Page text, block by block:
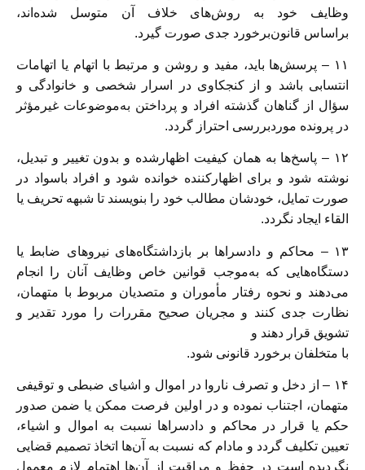
وظایف خود به روش‌های خلاف آن متوسل شده‌اند،
براساس قانون‌برخورد جدی صورت گیرد.
۱۱ – پرسش‌ها باید، مفید و روشن و مرتبط با اتهام یا اتهامات
انتسابی باشد و از‌ کنجکاوی در اسرار شخصی و خانوادگی و
سؤال از گناهان گذشته افراد و پرداختن به‌موضوعات غیرمؤثر
در پرونده موردبررسی احتراز گردد.
۱۲ – پاسخ‌ها به‌‌ همان کیفیت اظهارشده و بدون تغییر و تبدیل،
نوشته شود و برای‌ اظهارکننده خوانده شود و افراد باسواد در
صورت تمایل، خودشان مطالب خود را‌ بنویسند تا شبهه تحریف یا
القاء ایجاد نگردد.
۱۳ – محاکم و دادسرا‌ها بر بازداشتگاه‌های نیروهای ضابط یا
دستگاه‌هایی که‌ به‌موجب قوانین خاص وظایف آنان را انجام
می‌دهند و نحوه رفتار مأموران و متصدیان‌ مربوط با متهمان،
نظارت جدی کنند و مجریان صحیح مقررات را مورد تقدیر و
تشویق‌ قرار دهند و
با متخلفان برخورد قانونی شود.
۱۴ – از دخل و تصرف ناروا در اموال و اشیای ضبطی و توقیفی
متهمان، اجتناب‌ نموده و در اولین فرصت ممکن یا ضمن صدور
حکم یا قرار در محاکم و دادسرا‌ها نسبت‌ به اموال و اشیاء،
تعیین تکلیف گردد و مادام که نسبت به آن‌ها اتخاذ تصمیم قضایی
نگردیده‌ است در حفظ و مراقبت از آن‌ها اهتمام لازم معمول